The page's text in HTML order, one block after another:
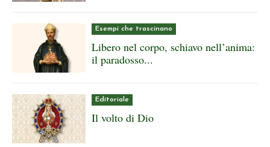
Esempi che trascinano
Libero nel corpo, schiavo nell’anima:
il paradosso...
Editoriale
Il volto di Dio